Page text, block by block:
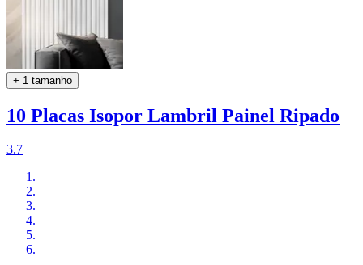
+ 1 tamanho
10 Placas Isopor Lambril Painel Ripado
3.7